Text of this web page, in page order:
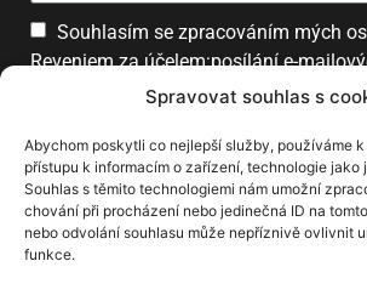
Spravovat souhlas s
Abychom poskytli co nejlepší služby, používáme
přístupu k informacím o zařízení, technologie jako
Souhlas s těmito technologiemi nám umožní
chování při procházení nebo jedinečná ID na
nebo odvolání souhlasu může nepříznivě ovlivnit
funkce.
Souhlasím se zpracováním mých
Reveniem za účelem:posílání e-
možné se kdykoliv odhlásit).
Přihlásit
PARTNEŘI